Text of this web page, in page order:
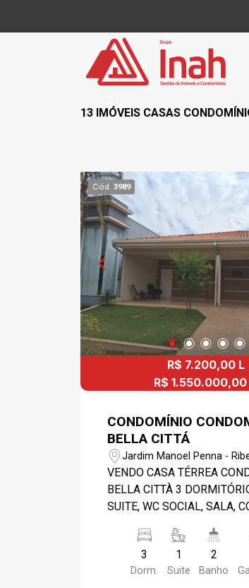
13 IMÓVEIS CASAS
Cód. 3989
R$ 7.200,00 L
R$ 1.550.000,00
CONDOMÍNIO
BELLA CITTÁ
Jardim Manoel Penna -
Preto/SP
VENDO CASA TÉRREA
BELLA CITTÀ 3 DORMITÓRIOS, 1
SUITE, WC SOCIAL, SALA,
ÁREA SERVIÇO, GARAGEM
(2 COBERTA), AMPLA
AQUECIMENTO SOLAR.
3
Dorm.
1
Suite
2
Banho